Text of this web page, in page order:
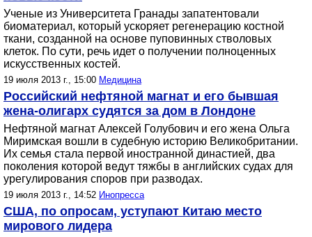
Ученые из Университета Гранады запатентовали
биоматериал, который ускоряет регенерацию костной
ткани, созданной на основе пуповинных стволовых
клеток. По сути, речь идет о получении полноценных
искусственных костей.
19 июля 2013 г., 15:00 Медицина
Российский нефтяной магнат и его бывшая
жена-олигарх судятся за дом в Лондоне
Нефтяной магнат Алексей Голубович и его жена Ольга
Миримская вошли в судебную историю Великобритании.
Их семья стала первой иностранной династией, два
поколения которой ведут тяжбы в английских судах для
урегулирования споров при разводах.
19 июля 2013 г., 14:52 Инопресса
США, по опросам, уступают Китаю место
мирового лидера